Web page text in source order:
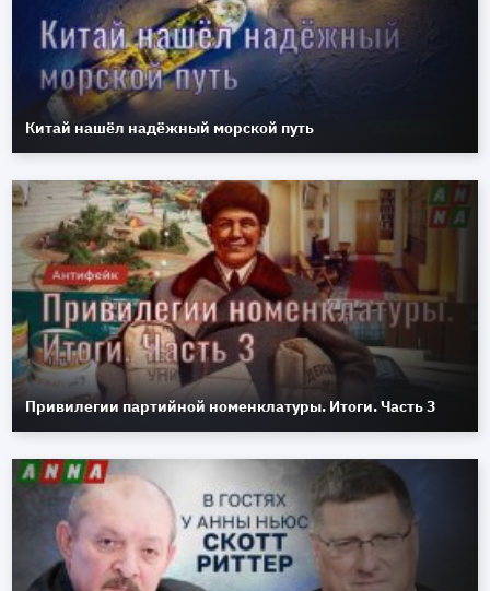
Китай нашёл надёжный морской путь
Привилегии партийной номенклатуры. Итоги. Часть 3